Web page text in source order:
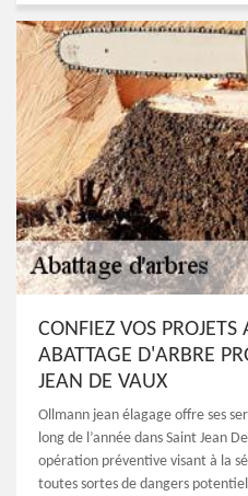
CONFIEZ VOS
ABATTAGE D'ARBRE
JEAN DE VAUX
Ollmann jean élagage offre ses
long de l’année dans Saint Jean
opération préventive visant à la
toutes sortes de dangers